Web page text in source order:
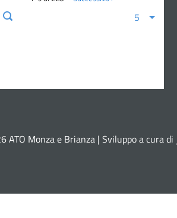
ATO Monza e Brianza | Sviluppo a cura di